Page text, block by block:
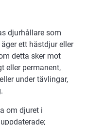
djurhållare som
ett hästdjur eller
detta sker mot
eller permanent,
under tävlingar,
om djuret i